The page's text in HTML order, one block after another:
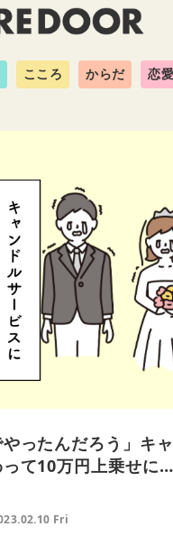
こころ からだ 恋愛
やったんだろう」キ
て10万円上乗せに
Fri